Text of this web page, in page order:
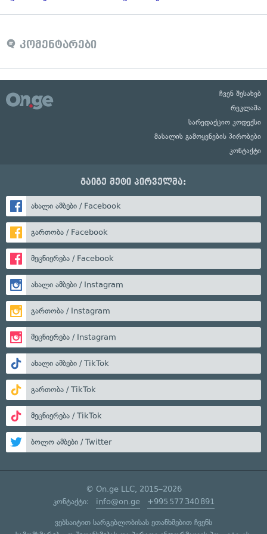
კომენტარები
ჩვენ შესახებ
რეკლამა
სარედაქციო კოდექსი
მასალის გამოყენების პირობები
კონტაქტი
გაიგე მეტი პირველმა:
ახალი ამბები / Facebook
გართობა / Facebook
მეცნიერება / Facebook
ახალი ამბები / Instagram
გართობა / Instagram
მეცნიერება / Instagram
ახალი ამბები / TikTok
გართობა / TikTok
მეცნიერება / TikTok
ბოლო ამბები / Twitter
© On.ge LLC, 2015–2026
კონტაქტი: info@on.ge +995 577 340 891
ვებსაიტით სარგებლობისას ეთანხმებით ჩვენს